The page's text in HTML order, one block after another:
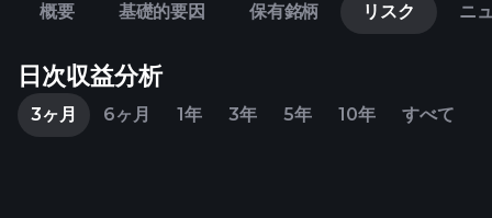
概要 基礎的要因 保有銘柄 リスク ニ
日次収益分析
3ヶ月 6ヶ月 1年 3年 5年 10年 すべて